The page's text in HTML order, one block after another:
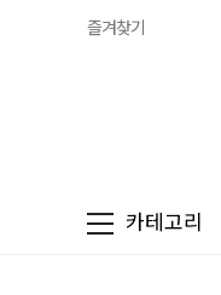
즐겨찾기
카테고리